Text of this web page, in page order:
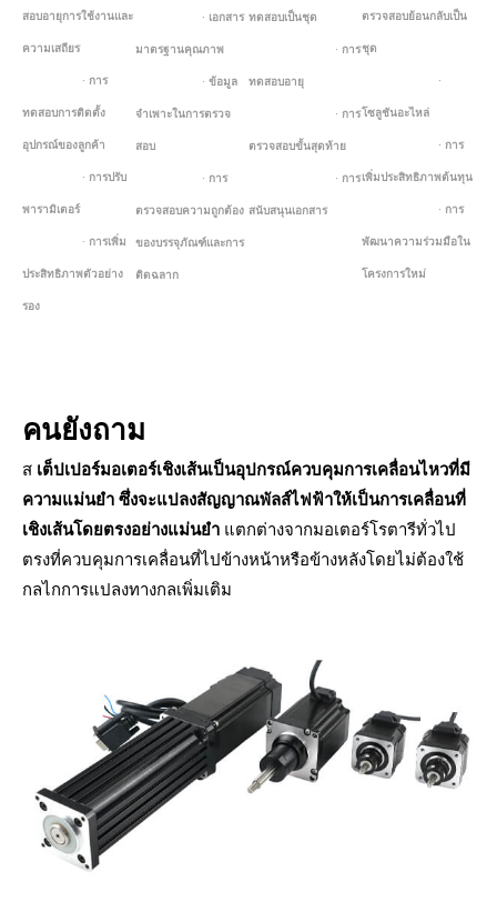
สอบอายุการใช้งานและ
ความเสถียร
· การ
ทดสอบการติดตั้ง
อุปกรณ์ของลูกค้า
· การปรับ
พารามิเตอร์
· การเพิ่ม
ประสิทธิภาพตัวอย่าง
รอง
· เอกสาร
มาตรฐานคุณภาพ
· ข้อมูล
จำเพาะในการตรวจ
สอบ
· การ
ตรวจสอบความถูกต้อง
ของบรรจุภัณฑ์และการ
ติดฉลาก
ทดสอบเป็นชุด
· การ
ทดสอบอายุ
· การ
ตรวจสอบขั้นสุดท้าย
· การ
สนับสนุนเอกสาร
ตรวจสอบย้อนกลับเป็น
ชุด
·
โซลูชันอะไหล่
· การ
เพิ่มประสิทธิภาพต้นทุน
· การ
พัฒนาความร่วมมือใน
โครงการใหม่
คนยังถาม
ส เต็ปเปอร์มอเตอร์เชิงเส้นเป็นอุปกรณ์ควบคุมการเคลื่อนไหวที่มี
ความแม่นยำ ซึ่งจะแปลงสัญญาณพัลส์ไฟฟ้าให้เป็นการเคลื่อนที่
เชิงเส้นโดยตรงอย่างแม่นยำ แตกต่างจากมอเตอร์โรตารีทั่วไป
ตรงที่ควบคุมการเคลื่อนที่ไปข้างหน้าหรือข้างหลังโดยไม่ต้องใช้
กลไกการแปลงทางกลเพิ่มเติม